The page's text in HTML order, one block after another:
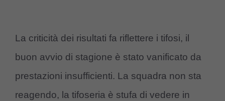
La criticità dei risultati fa riflettere i tifosi, il
buon avvio di stagione è stato vanificato da
prestazioni insufficienti. La squadra non sta
reagendo, la tifoseria è stufa di vedere in